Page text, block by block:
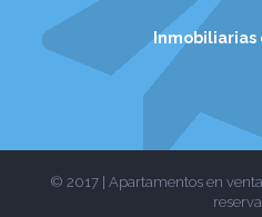
Inmobiliarias
© 2017 | Apartamentos en